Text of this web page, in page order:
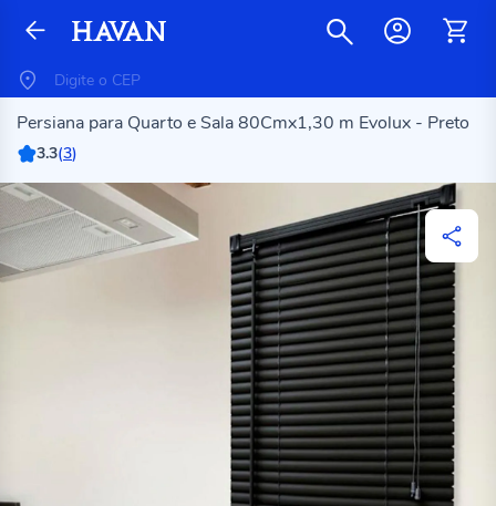
Persiana para Quarto e Sala 80Cmx1,30 m Evolux - Preto
3.3(3)